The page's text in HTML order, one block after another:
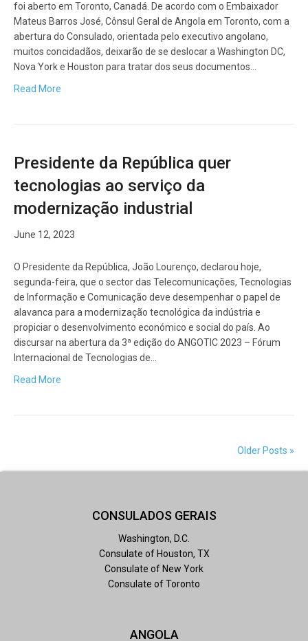
foi aberto em Toronto, Canadá. De acordo com o Embaixador
Mateus Barros José, Cônsul Geral de Angola em Toronto, com a
abertura do Consulado, orientada pelo executivo angolano,
muitos concidadãos, deixarão de se deslocar a Washington DC,
Nova York e Houston para tratar dos seus documentos…
Read More
Presidente da República quer
tecnologias ao serviço da
modernização industrial
June 12, 2023
O Presidente da República, João Lourenço, declarou hoje,
segunda-feira, que o sector das Telecomunicações, Tecnologias
de Informação e Comunicação deve desempenhar o papel de
alavanca para a modernização tecnológica da indústria e
propiciar o desenvolvimento económico e social do país. Ao
discursar na abertura da 3ª edição do ANGOTIC 2023 – Fórum
Internacional de Tecnologias de…
Read More
Older Posts »
CONSULADOS GERAIS
Washington, D.C.
Consulate of Houston, TX
Consulate of New York
Consulate of Toronto
ANGOLA